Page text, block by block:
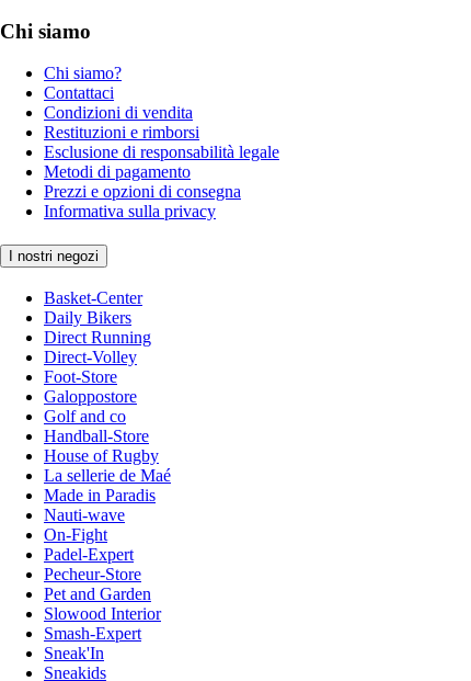
Chi siamo
Chi siamo?
Contattaci
Condizioni di vendita
Restituzioni e rimborsi
Esclusione di responsabilità legale
Metodi di pagamento
Prezzi e opzioni di consegna
Informativa sulla privacy
I nostri negozi
Basket-Center
Daily Bikers
Direct Running
Direct-Volley
Foot-Store
Galoppostore
Golf and co
Handball-Store
House of Rugby
La sellerie de Maé
Made in Paradis
Nauti-wave
On-Fight
Padel-Expert
Pecheur-Store
Pet and Garden
Slowood Interior
Smash-Expert
Sneak'In
Sneakids